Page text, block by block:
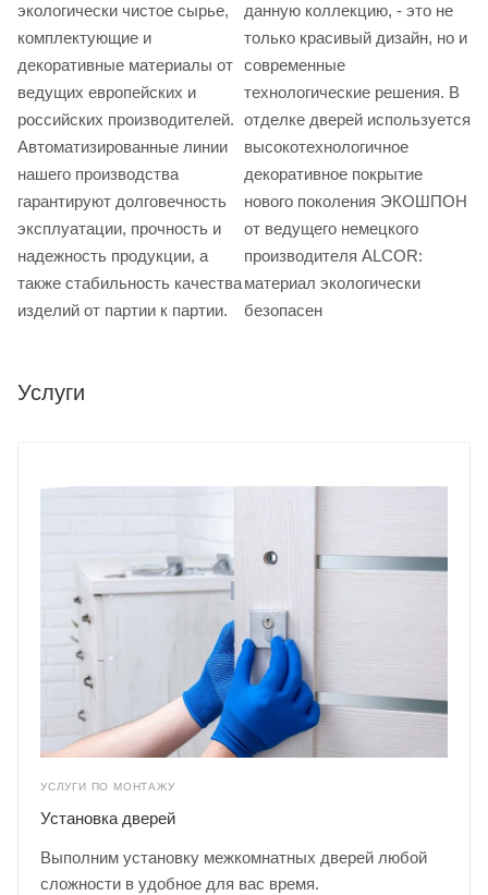
экологически чистое сырье,
комплектующие и
декоративные материалы от
ведущих европейских и
российских производителей.
Автоматизированные линии
нашего производства
гарантируют долговечность
эксплуатации, прочность и
надежность продукции, а
также стабильность качества
изделий от партии к партии.
данную коллекцию, - это не
только красивый дизайн, но и
современные
технологические решения. В
отделке дверей используется
высокотехнологичное
декоративное покрытие
нового поколения ЭКОШПОН
от ведущего немецкого
производителя ALCOR:
материал экологически
безопасен
Услуги
УСЛУГИ ПО МОНТАЖУ
Установка дверей
Выполним установку межкомнатных дверей любой
сложности в удобное для вас время.